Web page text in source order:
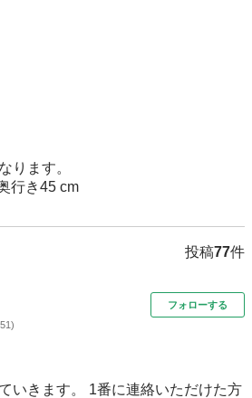
ります。
行き45 cm
投稿77件
51)
フォローする
いきます。 1番に連絡いただけた方